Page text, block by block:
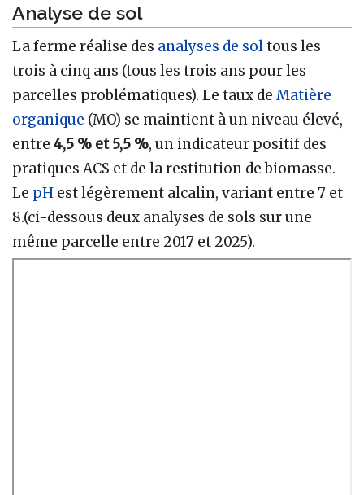
Analyse de sol
La ferme réalise des analyses de soltous les
trois à cinq ans (tous les trois ans pour les
parcelles problématiques). Le taux de Matière
organique (MO) se maintient à un niveau élevé,
entre 4,5 % et 5,5 %, un indicateur positif des
pratiques ACS et de la restitution de biomasse.
Le pH est légèrement alcalin, variant entre 7 et
8.(ci-dessous deux analyses de sols sur une
même parcelle entre 2017 et 2025).